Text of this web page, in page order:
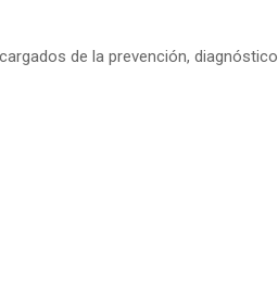
de la prevención, diagnóstico